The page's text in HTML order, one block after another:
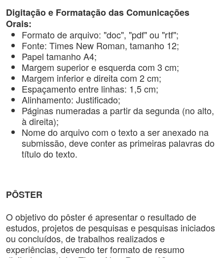
Digitação e Formatação das Comunicações
Orais:
Formato de arquivo: "doc", "pdf" ou "rtf";
Fonte: Times New Roman, tamanho 12;
Papel tamanho A4;
Margem superior e esquerda com 3 cm;
Margem inferior e direita com 2 cm;
Espaçamento entre linhas: 1,5 cm;
Alinhamento: Justificado;
Páginas numeradas a partir da segunda (no alto,
à direita);
Nome do arquivo com o texto a ser anexado na
submissão, deve conter as primeiras palavras do
título do texto.
PÔSTER
O objetivo do pôster é apresentar o resultado de
estudos, projetos de pesquisas e pesquisas iniciados
ou concluídos, de trabalhos realizados e
experiências, devendo ter formato de resumo